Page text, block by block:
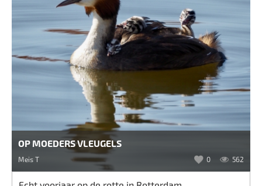
OP MOEDERS VLEUGELS
Meis T 0 562